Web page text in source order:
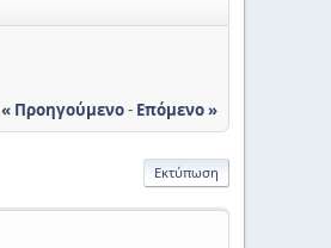
« Προηγούμενο- Επόμενο »
Εκτύπωση